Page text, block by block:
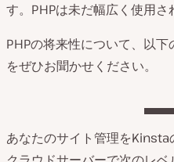
す。PHPは未だ幅広く使用さ
PHPの将来性について、以
をぜひお聞かせください。
あなたのサイト管理を